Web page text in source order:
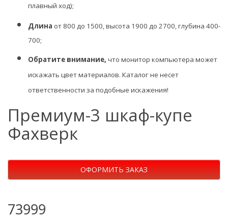
плавный ход);
Длина от 800 до 1500, высота 1900 до 2700, глубина 400-
700;
Обратите внимание, что монитор компьютера может
искажать цвет материалов. Каталог не несет
ответственности за подобные искажения!
Премиум-3 шкаф-купе
Фахверк
ОФОРМИТЬ ЗАКАЗ
73999